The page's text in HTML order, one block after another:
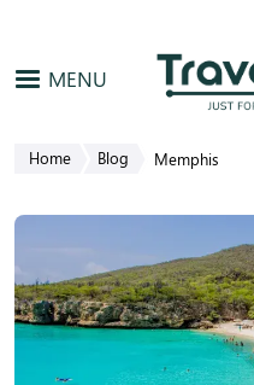
MENU
Home Blog Memphis